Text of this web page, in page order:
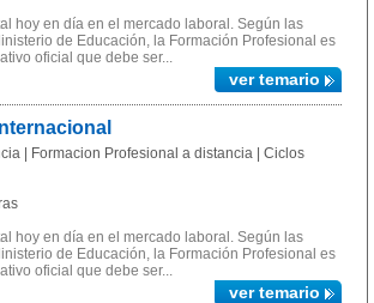
hoy en día en el mercado laboral. Según las
de Educación, la Formación Profesional es
oficial que debe ser...
ver temario
| Formacion Profesional a distancia | Ciclos
hoy en día en el mercado laboral. Según las
de Educación, la Formación Profesional es
oficial que debe ser...
ver temario